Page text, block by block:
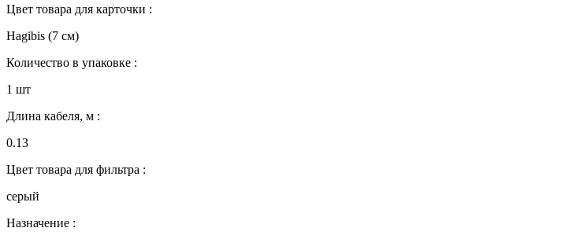
Цвет товара для карточки :
Hagibis (7 см)
Количество в упаковке :
1 шт
Длина кабеля, м :
0.13
Цвет товара для фильтра :
серый
Назначение :